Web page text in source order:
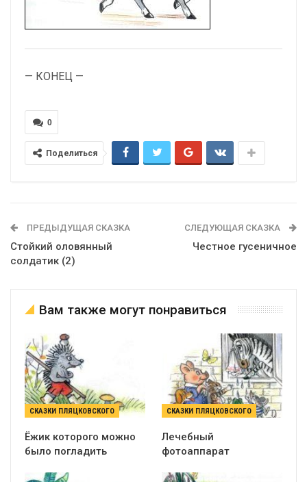
— КОНЕЦ —
0
Поделиться
ПРЕДЫДУЩАЯ СКАЗКА
Стойкий оловянный
солдатик (2)
СЛЕДУЮЩАЯ СКАЗКА
Честное гусеничное
Вам также могут понравиться
СКАЗКИ ПЛЯЦКОВСКОГО
Ёжик которого можно
было погладить
СКАЗКИ ПЛЯЦКОВСКОГО
Лечебный
фотоаппарат